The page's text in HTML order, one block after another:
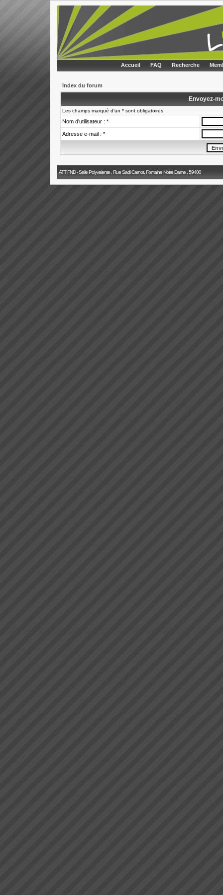
Accueil FAQ Recherche
Index du forum
Envoyez-
Les champs marqué d'un * sont obligatoires.
Nom d'utilisateur : *
Adresse e-mail : *
ATT FND - Salle Polyvalente , Rue Sadi Carnot, Fontaine Notre Dame , 59400